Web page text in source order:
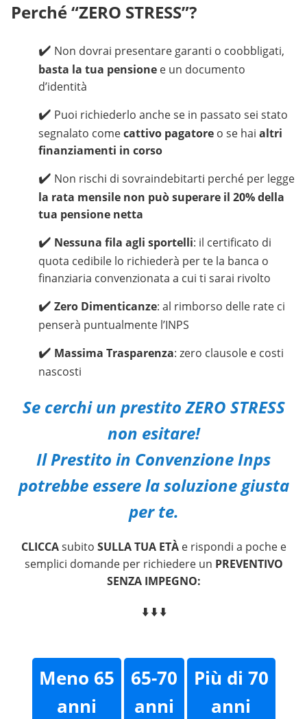
Perché “ZERO STRESS”?
Non dovrai presentare garanti o coobbligati,
basta la tua pensione e un documento
d’identità
Puoi richiederlo anche se in passato sei stato
segnalato comecattivo pagatore o se hai altri
finanziamenti in corso
Non rischi di sovraindebitarti perché per legge
la rata mensile non può superare il 20% della
tua pensione netta
Nessuna fila agli sportelli: il certificato di
quota cedibile lo richiederà per te la banca o
finanziaria convenzionata a cui ti sarai rivolto
Zero Dimenticanze: al rimborso delle rate ci
penserà puntualmente l’INPS
Massima Trasparenza: zero clausole e costi
nascosti
Se cerchi un prestito ZERO STRESS
non esitare!
Il Prestito in Convenzione Inps
potrebbe essere la soluzione giusta
per te.
CLICCAsubito SULLA TUA ETÀe rispondi a poche e
semplici domande per richiedere un PREVENTIVO
SENZA IMPEGNO:
⬇️ ⬇️ ⬇️
Meno 65
anni
65-70
anni
Più di 70
anni